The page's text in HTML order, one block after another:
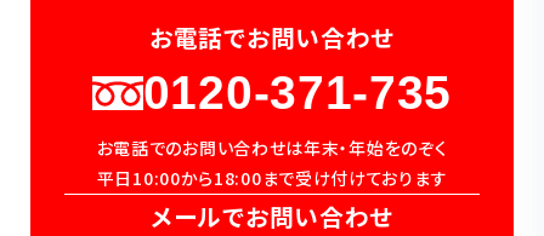
お電話でお問い合わせ
0120-371-735
お電話でのお問い合わせは年末・年始をのぞく
平日10:00から18:00まで受け付けております
メールでお問い合わせ